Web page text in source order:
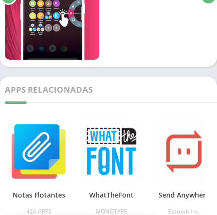
APPS RELACIONADAS
Notas Flotantes
424 APPS
WhatTheFont
MONOTYPE
Send Anywhere
Estmob Inc.